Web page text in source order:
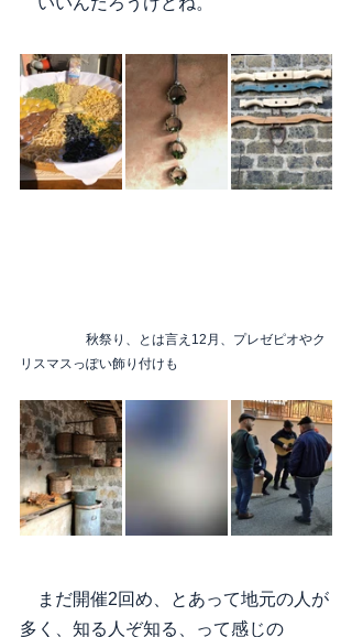
秋祭り、とは言え12月、プレゼピオやク
リスマスっぽい飾り付けも
まだ開催2回め、とあって地元の人が
多く、知る人ぞ知る、って感じの